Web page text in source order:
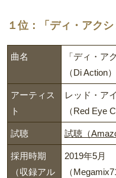
１位：「ディ・アク
曲名
「ディ・ア
（Di Action）
アーティス
ト
レッド・ア
（Red Eye
試聴 試聴（
採用時期
（収録アル
2019年5月
（